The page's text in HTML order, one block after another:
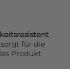
für die
Produkt